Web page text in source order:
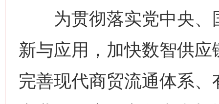
为贯彻落实党中央、
新与应用，加快数智供
完善现代商贸流通体系